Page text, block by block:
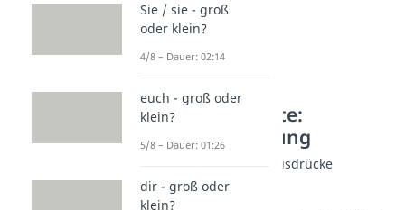
Weitere Inhalte:
Rechtschreibung
Großgeschriebene Ausdrücke
Alles Gute
Dauer: 02:28
Sie / sie - groß
oder klein?
4/8 – Dauer: 02:14
euch - groß oder
klein?
5/8 – Dauer: 01:26
dir - groß oder
klein?